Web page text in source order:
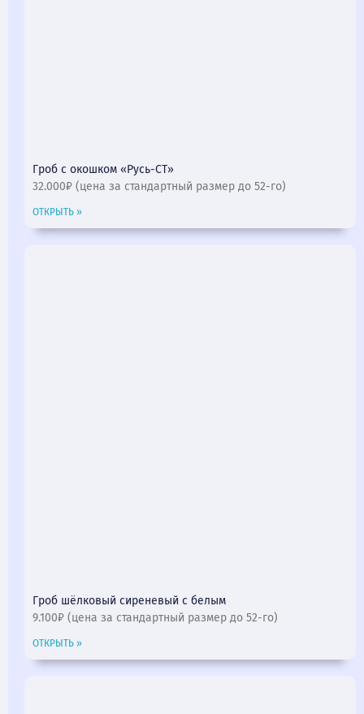
Гроб с окошком «Русь-СТ»
32.000₽ (цена за стандартный размер до 52-го)
ОТКРЫТЬ »
Гроб шёлковый сиреневый с белым
9.100₽ (цена за стандартный размер до 52-го)
ОТКРЫТЬ »